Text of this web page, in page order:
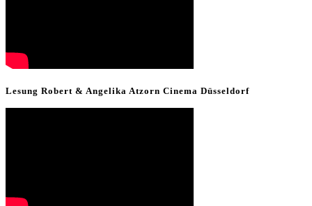
Lesung Robert & Angelika Atzorn Cinema Düsseldorf